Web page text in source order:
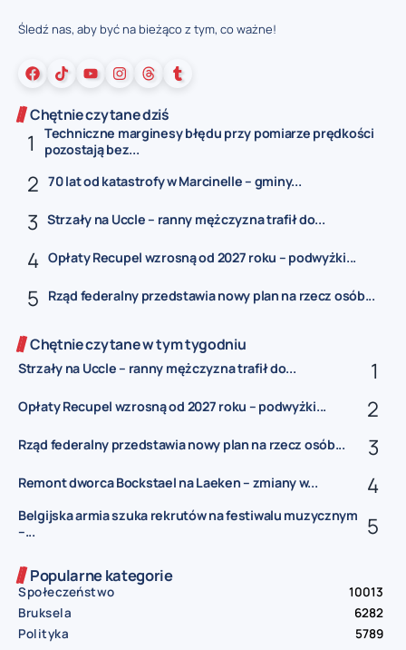
Śledź nas, aby być na bieżąco z tym, co ważne!
Chętnie czytane dziś
Techniczne marginesy błędu przy pomiarze prędkości
pozostają bez...
70 lat od katastrofy w Marcinelle – gminy...
Strzały na Uccle – ranny mężczyzna trafił do...
Opłaty Recupel wzrosną od 2027 roku – podwyżki...
Rząd federalny przedstawia nowy plan na rzecz osób...
Chętnie czytane w tym tygodniu
Strzały na Uccle – ranny mężczyzna trafił do...
Opłaty Recupel wzrosną od 2027 roku – podwyżki...
Rząd federalny przedstawia nowy plan na rzecz osób...
Remont dworca Bockstael na Laeken – zmiany w...
Belgijska armia szuka rekrutów na festiwalu muzycznym
–...
Popularne kategorie
Społeczeństwo
10013
Bruksela
6282
Polityka
5789